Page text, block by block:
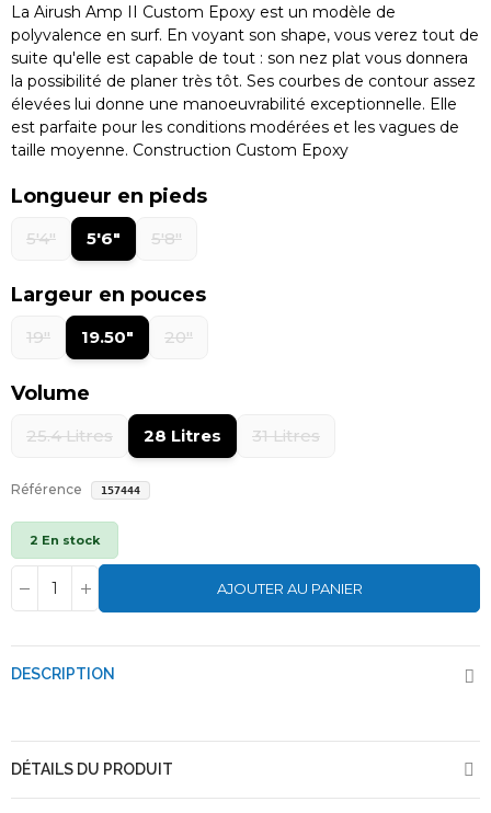
La Airush Amp II Custom Epoxy est un modèle de
polyvalence en surf. En voyant son shape, vous verez tout de
suite qu'elle est capable de tout : son nez plat vous donnera
la possibilité de planer très tôt. Ses courbes de contour assez
élevées lui donne une manoeuvrabilité exceptionnelle. Elle
est parfaite pour les conditions modérées et les vagues de
taille moyenne. Construction Custom Epoxy
Longueur en pieds
5'4" 5'6" 5'8"
Largeur en pouces
19" 19.50" 20"
Volume
25.4 Litres 28 Litres 31 Litres
Référence 157444
2 En stock
AJOUTER AU PANIER
DESCRIPTION
DÉTAILS DU PRODUIT